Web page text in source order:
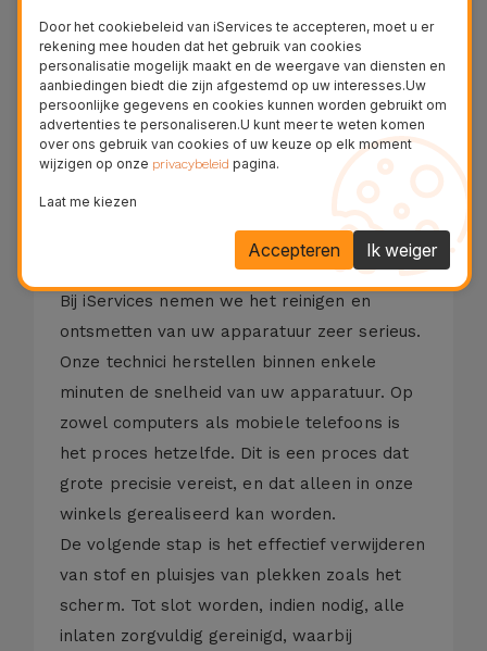
Beschrijving
Reparatieproces
Als uw Huawei Huawei P30 Pro New
Edition niet de gewenste prestaties levert of
zijn efficiëntie verliest, is het waarschijnlijk
tijd om het op te ruimen.
Bij iServices nemen we het reinigen en
ontsmetten van uw apparatuur zeer serieus.
Onze technici herstellen binnen enkele
minuten de snelheid van uw apparatuur. Op
zowel computers als mobiele telefoons is
het proces hetzelfde. Dit is een proces dat
grote precisie vereist, en dat alleen in onze
winkels gerealiseerd kan worden.
De volgende stap is het effectief verwijderen
van stof en pluisjes van plekken zoals het
scherm. Tot slot worden, indien nodig, alle
inlaten zorgvuldig gereinigd, waarbij
Door het cookiebeleid van iServices te accepteren, moet u er
rekening mee houden dat het gebruik van cookies
personalisatie mogelijk maakt en de weergave van diensten en
aanbiedingen biedt die zijn afgestemd op uw interesses.Uw
persoonlijke gegevens en cookies kunnen worden gebruikt om
advertenties te personaliseren.U kunt meer te weten komen
over ons gebruik van cookies of uw keuze op elk moment
wijzigen op onze privacybeleid pagina.
Laat me kiezen
Ik weiger
Accepteren